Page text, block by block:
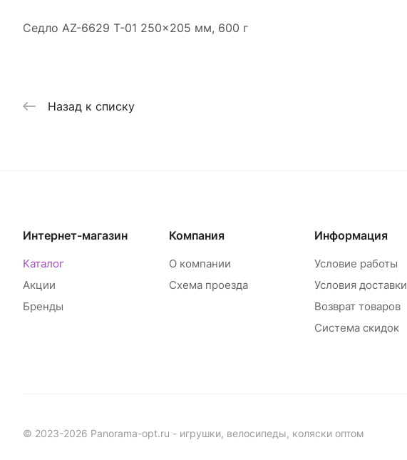
Седло AZ-6629 T-01 250x205 мм, 600 г
Назад к списку
Интернет-магазин
Каталог
Акции
Бренды
Компания
О компании
Схема проезда
Информация
Условие работы
Условия доставки
Возврат товаров
Система скидок
© 2023-2026 Panorama-opt.ru - игрушки, велосипеды, коляски оптом